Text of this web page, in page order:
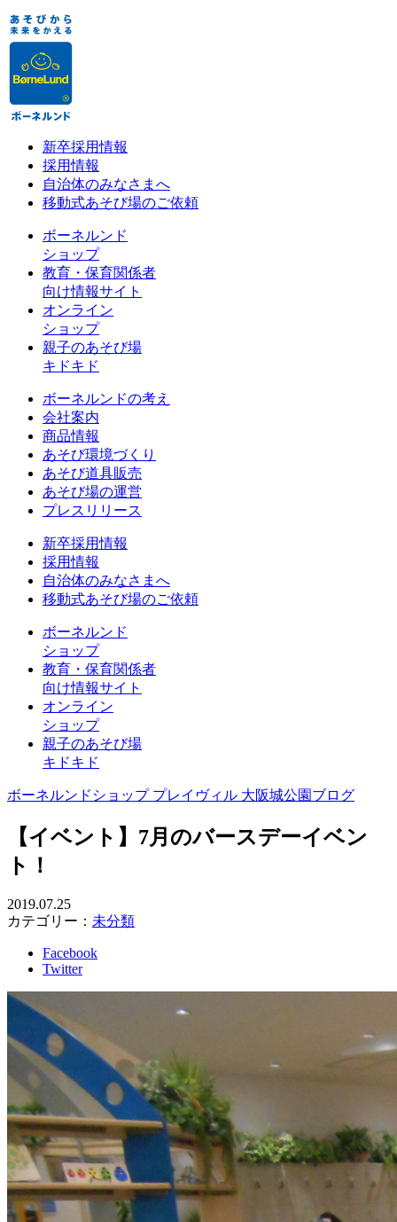
新卒採用情報
採用情報
自治体のみなさまへ
移動式あそび場のご依頼
ボーネルンド
ショップ
教育・保育関係者
向け情報サイト
オンライン
ショップ
親子のあそび場
キドキド
ボーネルンドの考え
会社案内
商品情報
あそび環境づくり
あそび道具販売
あそび場の運営
プレスリリース
新卒採用情報
採用情報
自治体のみなさまへ
移動式あそび場のご依頼
ボーネルンド
ショップ
教育・保育関係者
向け情報サイト
オンライン
ショップ
親子のあそび場
キドキド
ボーネルンドショップ プレイヴィル 大阪城公園ブログ
【イベント】7月のバースデーイベン
ト！
2019.07.25
カテゴリー： 未分類
Facebook
Twitter